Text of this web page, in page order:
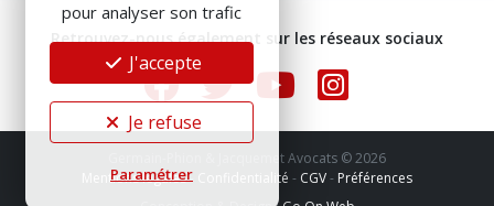
Retrouvez-nous également sur les réseaux sociaux
Germain-Phion & Jacquemet Avocats © 2026
Mentions légales- Confidentialité - CGV- Préférences
pour analyser son trafic
J'accepte
Je refuse
Paramétrer